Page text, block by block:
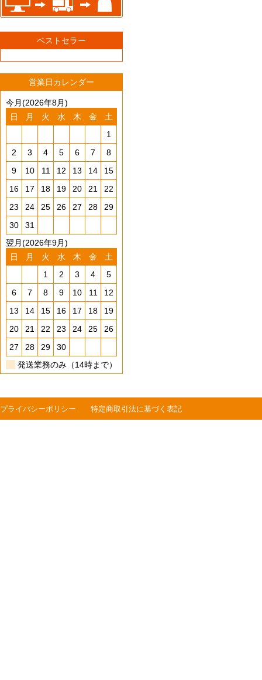
ベストセラー
営業日カレンダー
今月(2026年8月)
日
月 火 水 木 金
土
1
2
3 4 5 6 7
8
9
10 11 12 13 14
15
16
17 18 19 20 21
22
23
24 25 26 27 28
29
30
31
翌月(2026年9月)
日
月 火 水 木 金
土
1
2 3 4
5
6
7 8 9 10 11
12
13
14 15 16 17 18
19
20
21 22 23 24 25
26
27
28 29
30
発送業務のみ（14時まで）
プライバシーポリシー 特定商取引法に基づく表記